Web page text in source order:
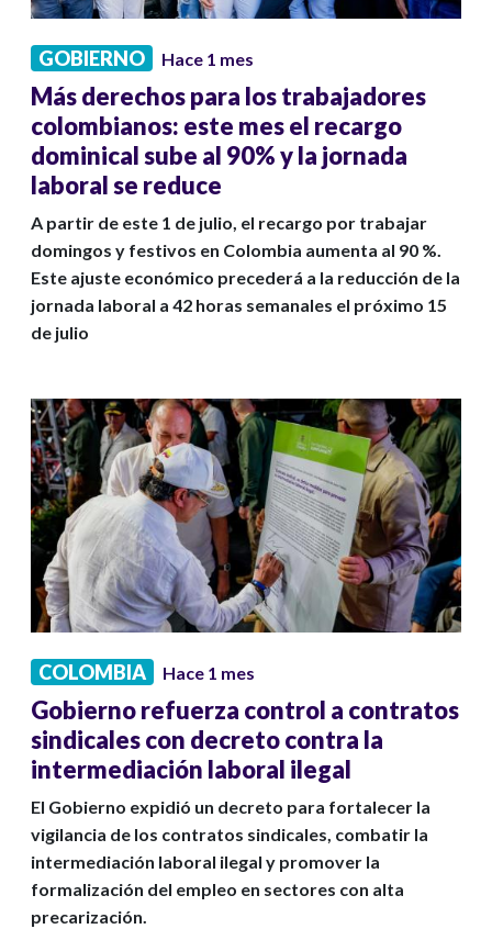
GOBIERNO Hace 1 mes
Más derechos para los trabajadores
colombianos: este mes el recargo
dominical sube al 90% y la jornada
laboral se reduce
A partir de este 1 de julio, el recargo por trabajar
domingos y festivos en Colombia aumenta al 90 %.
Este ajuste económico precederá a la reducción de la
jornada laboral a 42 horas semanales el próximo 15
de julio
COLOMBIA Hace 1 mes
Gobierno refuerza control a contratos
sindicales con decreto contra la
intermediación laboral ilegal
El Gobierno expidió un decreto para fortalecer la
vigilancia de los contratos sindicales, combatir la
intermediación laboral ilegal y promover la
formalización del empleo en sectores con alta
precarización.